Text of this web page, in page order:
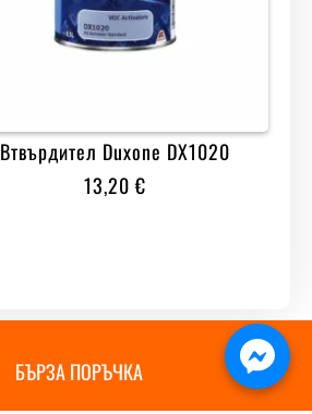
Втвърдител Duxone DX1020
13,20€
БЪРЗА ПОРЪЧКА